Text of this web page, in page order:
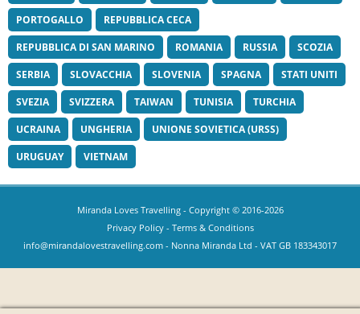
PORTOGALLO
REPUBBLICA CECA
REPUBBLICA DI SAN MARINO
ROMANIA RUSSIA
SCOZIA
SERBIA
SLOVACCHIA SLOVENIA SPAGNA
STATI UNITI
SVEZIA
SVIZZERA TAIWAN TUNISIA
TURCHIA
UCRAINA
UNGHERIA
UNIONE SOVIETICA (URSS)
URUGUAY
VIETNAM
Miranda Loves Travelling- Copyright © 2016-2026
Privacy Policy- Terms & Conditions
info@mirandalovestravelling.com - Nonna Miranda Ltd - VAT GB 183343017